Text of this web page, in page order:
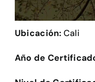
Herramientas
Credenciales
Ubicación: Cali
Año de